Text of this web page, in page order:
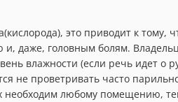
это приводит к
даже, головным болям.
влажности (если речь идет о
не проветривать часто
необходим любому помещению,